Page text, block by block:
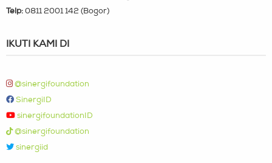
Telp: 0811 2001 142 (Bogor)
IKUTI KAMI DI
@sinergifoundation
SinergiID
sinergifoundationID
@sinergifoundation
sinergiid